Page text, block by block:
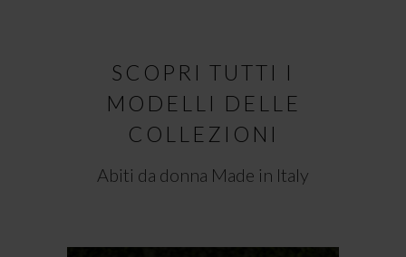
SCOPRI TUTTI I
MODELLI DELLE
COLLEZIONI
Abiti da donna Made in Italy